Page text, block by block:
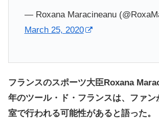
— Roxana Maracineanu
March 25, 2020
フランスのスポーツ大臣Roxana
年のツール・ド・フランスは、ファン
室で行われる可能性があると語った。